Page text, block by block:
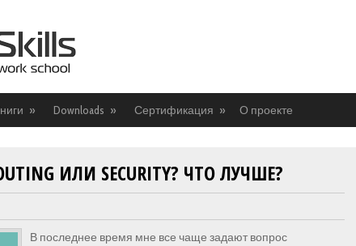
» Downloads » Сертификация » О проекте
ИЛИ SECURITY? ЧТО ЛУЧШЕ?
В последнее время мне все чаще задают вопрос